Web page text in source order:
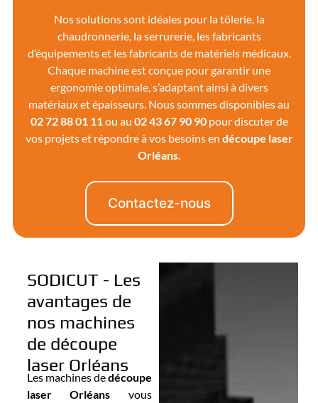
Nos solutions sont idéales pour la tôlerie, la
chaudronnerie, la serrurerie, les fabricants
d’équipements et les fabricants de matériels médicaux.
Chaque machine est conçue pour garantir une
ergonomie optimale, s’adaptant ainsi à divers
matériaux et épaisseurs. Nous sommes disponibles au
02 72 88 01 11ou au 02 43 67 90 90pour discuter de
vos projets et répondre à vos besoins en découpe laser
Orléans.
Contactez-nous
SODICUT - Les
avantages de
nos machines
de découpe
laser Orléans
Les machines dedécoupe
laser Orléans vous